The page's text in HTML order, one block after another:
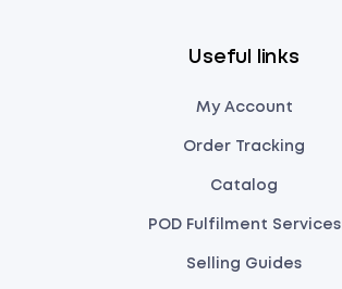
Useful links
My Account
Order Tracking
Catalog
POD Fulfilment Services
Selling Guides